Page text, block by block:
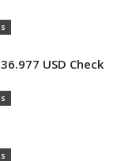
USD Check